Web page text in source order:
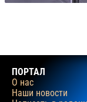
ПОРТАЛ
О нас
Наши новости